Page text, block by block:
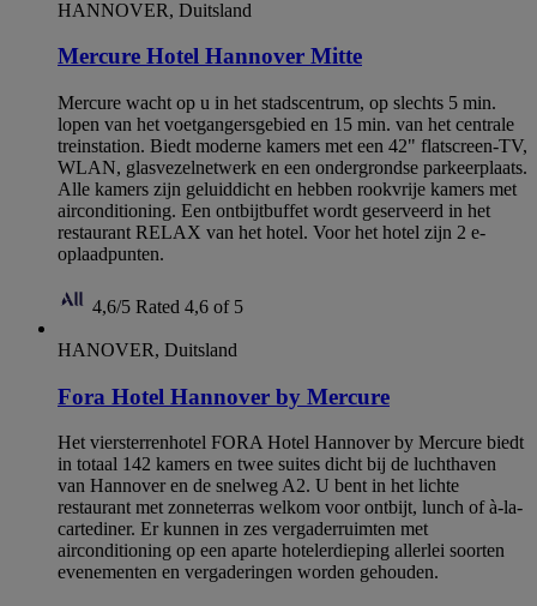
HANNOVER, Duitsland
Mercure Hotel Hannover Mitte
Mercure wacht op u in het stadscentrum, op slechts 5 min.
lopen van het voetgangersgebied en 15 min. van het centrale
treinstation. Biedt moderne kamers met een 42" flatscreen-TV,
WLAN, glasvezelnetwerk en een ondergrondse parkeerplaats.
Alle kamers zijn geluiddicht en hebben rookvrije kamers met
airconditioning. Een ontbijtbuffet wordt geserveerd in het
restaurant RELAX van het hotel. Voor het hotel zijn 2 e-
oplaadpunten.
4,6/5 Rated 4,6 of 5
HANOVER, Duitsland
Fora Hotel Hannover by Mercure
Het viersterrenhotel FORA Hotel Hannover by Mercure biedt
in totaal 142 kamers en twee suites dicht bij de luchthaven
van Hannover en de snelweg A2. U bent in het lichte
restaurant met zonneterras welkom voor ontbijt, lunch of à-la-
cartediner. Er kunnen in zes vergaderruimten met
airconditioning op een aparte hotelerdieping allerlei soorten
evenementen en vergaderingen worden gehouden.